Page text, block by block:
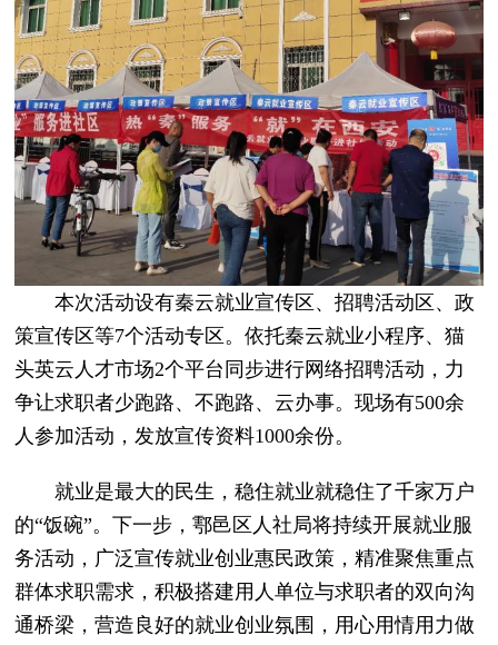
本次活动设有秦云就业宣传区、招聘活动区、政
策宣传区等7个活动专区。依托秦云就业小程序、猫
头英云人才市场2个平台同步进行网络招聘活动，力
争让求职者少跑路、不跑路、云办事。现场有500余
人参加活动，发放宣传资料1000余份。
就业是最大的民生，稳住就业就稳住了千家万户
的“饭碗”。下一步，鄠邑区人社局将持续开展就业服
务活动，广泛宣传就业创业惠民政策，精准聚焦重点
群体求职需求，积极搭建用人单位与求职者的双向沟
通桥梁，营造良好的就业创业氛围，用心用情用力做